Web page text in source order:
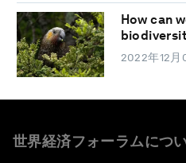
How can
2022年12月
世界経済フォーラムにつ